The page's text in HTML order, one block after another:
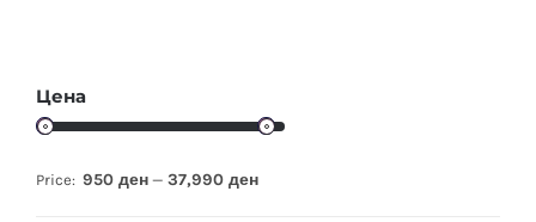
Цена
Price: 950 ден — 37,990 ден